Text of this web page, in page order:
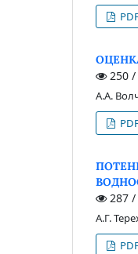
250 /
А.А.
287 /
А.Г.